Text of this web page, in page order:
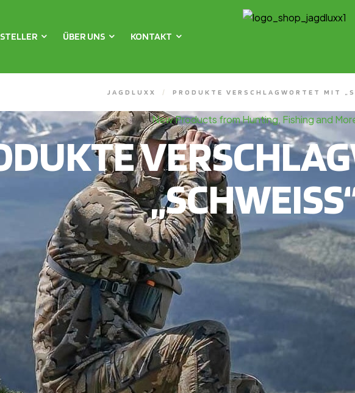
ÜBER UNS KONTAKT
JAGDLUXX / PRODUKTE VERSCHLAGWORTET MIT
New Products from Hunting, Fishing and
„SCHWEISS“